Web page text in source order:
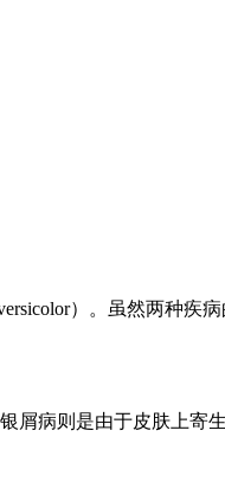
）。虽然两种疾
屑病则是由于皮肤上寄